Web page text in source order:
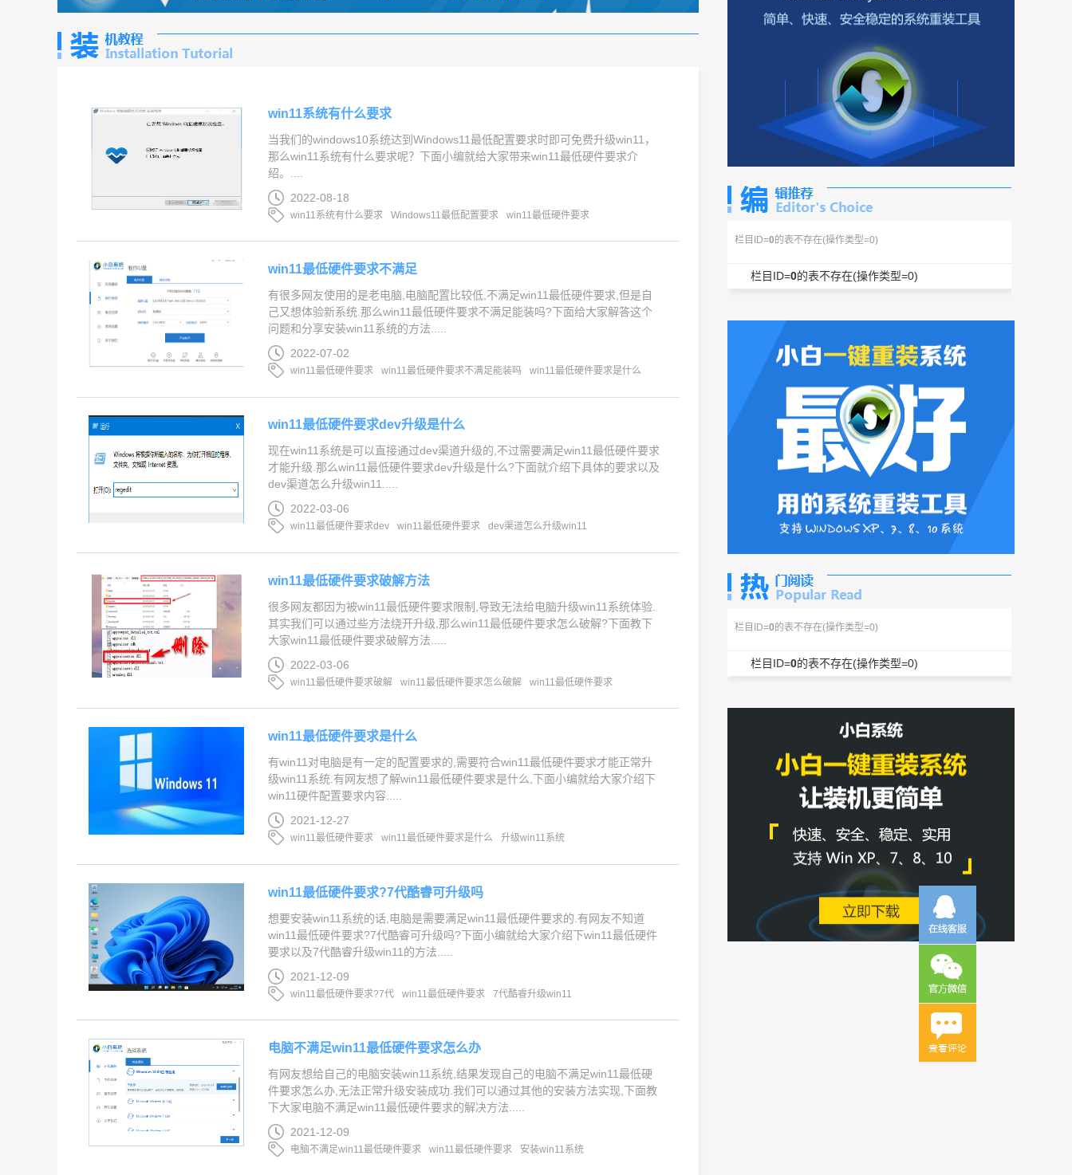
win11系统有什么要求
当我们的windows10系统达到Windows11最低配置要求时即可免费升级win11，
那么win11系统有什么要求呢？下面小编就给大家带来win11最低硬件要求介
绍。....
2022-08-18
win11系统有什么要求 Windows11最低配置要求 win11最低硬件要求
win11最低硬件要求不满足
有很多网友使用的是老电脑,电脑配置比较低,不满足win11最低硬件要求,但是自
己又想体验新系统.那么win11最低硬件要求不满足能装吗?下面给大家解答这个
问题和分享安装win11系统的方法.....
2022-07-02
win11最低硬件要求 win11最低硬件要求不满足能装吗 win11最低硬件要求是什么
win11最低硬件要求dev升级是什么
现在win11系统是可以直接通过dev渠道升级的,不过需要满足win11最低硬件要求
才能升级.那么win11最低硬件要求dev升级是什么?下面就介绍下具体的要求以及
dev渠道怎么升级win11.....
2022-03-06
win11最低硬件要求dev win11最低硬件要求 dev渠道怎么升级win11
win11最低硬件要求破解方法
很多网友都因为被win11最低硬件要求限制,导致无法给电脑升级win11系统体验.
其实我们可以通过些方法绕开升级,那么win11最低硬件要求怎么破解?下面教下
大家win11最低硬件要求破解方法.....
2022-03-06
win11最低硬件要求破解 win11最低硬件要求怎么破解 win11最低硬件要求
win11最低硬件要求是什么
有win11对电脑是有一定的配置要求的,需要符合win11最低硬件要求才能正常升
级win11系统.有网友想了解win11最低硬件要求是什么,下面小编就给大家介绍下
win11硬件配置要求内容.....
2021-12-27
win11最低硬件要求 win11最低硬件要求是什么 升级win11系统
win11最低硬件要求?7代酷睿可升级吗
想要安装win11系统的话,电脑是需要满足win11最低硬件要求的.有网友不知道
win11最低硬件要求?7代酷睿可升级吗?下面小编就给大家介绍下win11最低硬件
要求以及7代酷睿升级win11的方法.....
2021-12-09
win11最低硬件要求?7代 win11最低硬件要求 7代酷睿升级win11
电脑不满足win11最低硬件要求怎么办
有网友想给自己的电脑安装win11系统,结果发现自己的电脑不满足win11最低硬
件要求怎么办,无法正常升级安装成功.我们可以通过其他的安装方法实现,下面教
下大家电脑不满足win11最低硬件要求的解决方法.....
2021-12-09
电脑不满足win11最低硬件要求 win11最低硬件要求 安装win11系统
栏目ID=0 的表不存在(操作类型=0)
栏目ID=0的表不存在(操作类型=0)
栏目ID=0 的表不存在(操作类型=0)
栏目ID=0的表不存在(操作类型=0)